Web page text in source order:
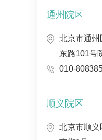
通州院区
北京市通州
东路101号
010-
顺义院区
北京市顺义